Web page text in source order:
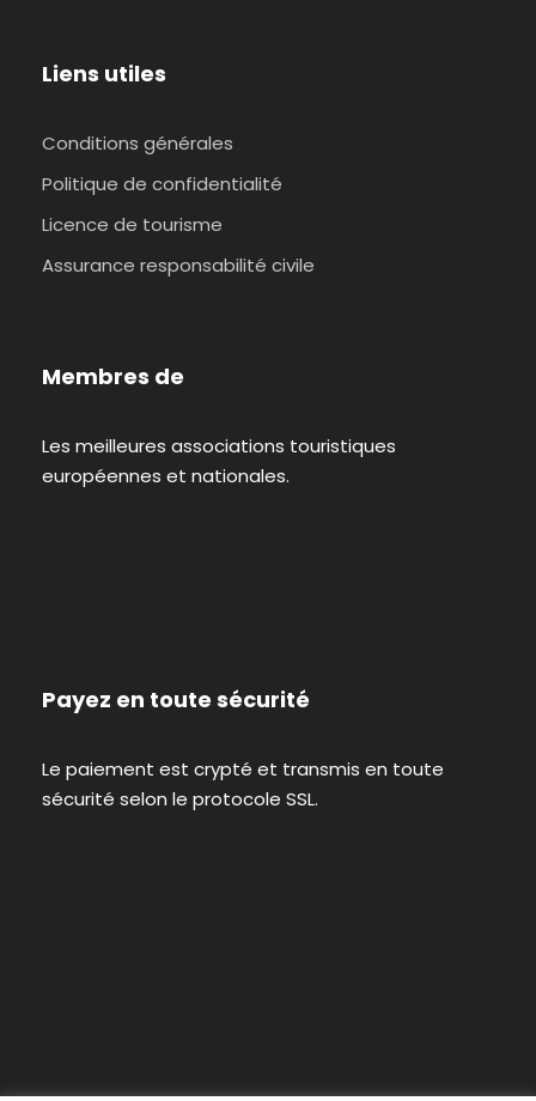
Liens utiles
Conditions générales
Politique de confidentialité
Licence de tourisme
Assurance responsabilité civile
Membres de
Les meilleures associations touristiques
européennes et nationales.
Payez en toute sécurité
Le paiement est crypté et transmis en toute
sécurité selon le protocole SSL.